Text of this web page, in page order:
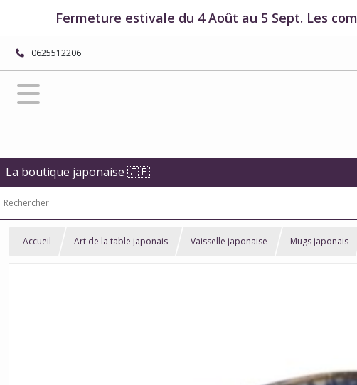
Fermeture estivale du 4 Août au 5 Sept. Les
0625512206
La boutique japonaise 🇯🇵
Accueil Art de la table japonais Vaisselle japonaise Mugs japonais